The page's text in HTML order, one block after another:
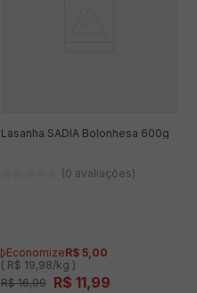
Lasanha SADIA Bolonhesa 600g
(0 avaliações)
EconomizeR$ 5,00
( R$ 19,98/kg )
R$ 16,99 R$ 11,99